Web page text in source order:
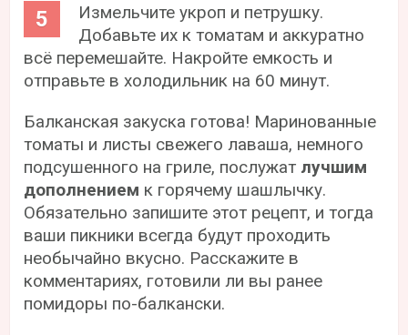
Измельчите укроп и петрушку.
Добавьте их к томатам и аккуратно
всё перемешайте. Накройте емкость и
отправьте в холодильник на 60 минут.
Балканская закуска готова! Маринованные
томаты и листы свежего лаваша, немного
подсушенного на гриле, послужат лучшим
дополнением к горячему шашлычку.
Обязательно запишите этот рецепт, и тогда
ваши пикники всегда будут проходить
необычайно вкусно. Расскажите в
комментариях, готовили ли вы ранее
помидоры по-балкански.